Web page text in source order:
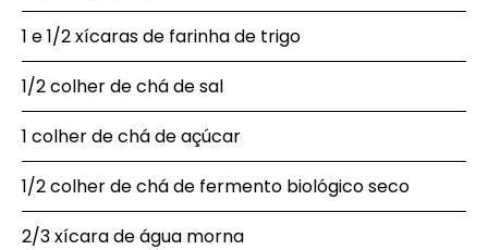
1 e 1/2 xícaras de farinha de trigo
1/2 colher de chá de sal
1 colher de chá de açúcar
1/2 colher de chá de fermento biológico seco
2/3 xícara de água morna